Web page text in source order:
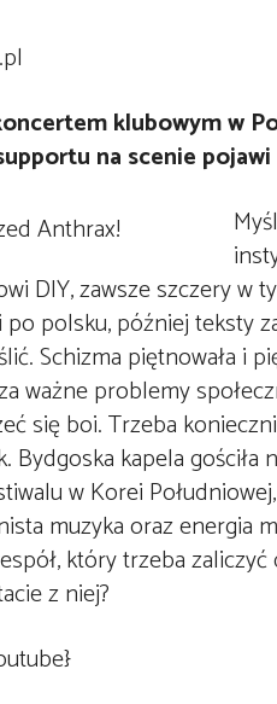
klubowym w
na scenie
DIY, zawsze szczery w
polsku, później teksty
Schizma piętnowała i
ważne problemy
się boi. Trzeba
kapela gościła
w Korei
muzyka oraz energia
który trzeba
z niej?